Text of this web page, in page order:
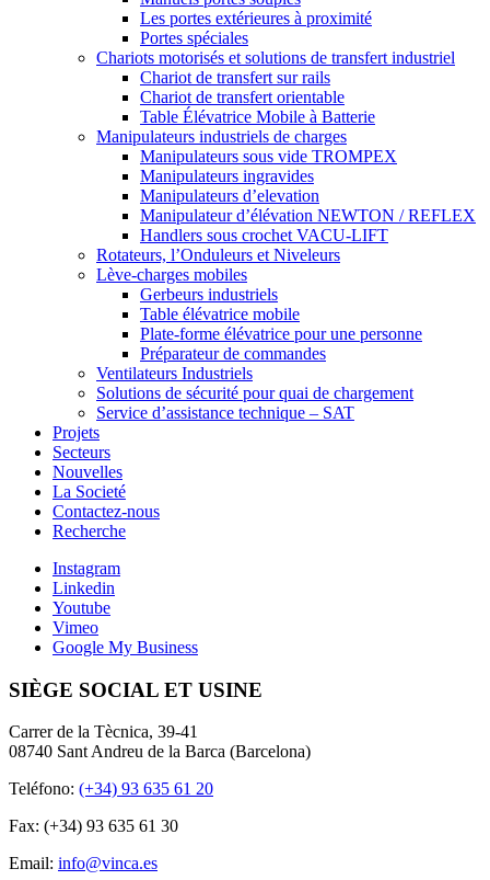
Les portes extérieures à proximité
Portes spéciales
Chariots motorisés et solutions de transfert industriel
Chariot de transfert sur rails
Chariot de transfert orientable
Table Élévatrice Mobile à Batterie
Manipulateurs industriels de charges
Manipulateurs sous vide TROMPEX
Manipulateurs ingravides
Manipulateurs d’elevation
Manipulateur d’élévation NEWTON / REFLEX
Handlers sous crochet VACU-LIFT
Rotateurs, l’Onduleurs et Niveleurs
Lève-charges mobiles
Gerbeurs industriels
Table élévatrice mobile
Plate-forme élévatrice pour une personne
Préparateur de commandes
Ventilateurs Industriels
Solutions de sécurité pour quai de chargement
Service d’assistance technique – SAT
Projets
Secteurs
Nouvelles
La Societé
Contactez-nous
Recherche
Instagram
Linkedin
Youtube
Vimeo
Google My Business
SIÈGE SOCIAL ET USINE
Carrer de la Tècnica, 39-41
08740 Sant Andreu de la Barca (Barcelona)
Teléfono: (+34) 93 635 61 20
Fax: (+34) 93 635 61 30
Email: info@vinca.es